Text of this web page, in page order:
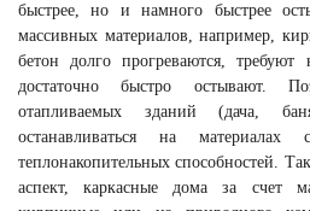
быстрее, но и намного быстрее
массивных материалов, например,
бетон долго прогреваются,
достаточно быстро остывают.
отапливаемых зданий (дача,
останавливаться на
теплонакопительных способностей.
аспект, каркасные дома за счет